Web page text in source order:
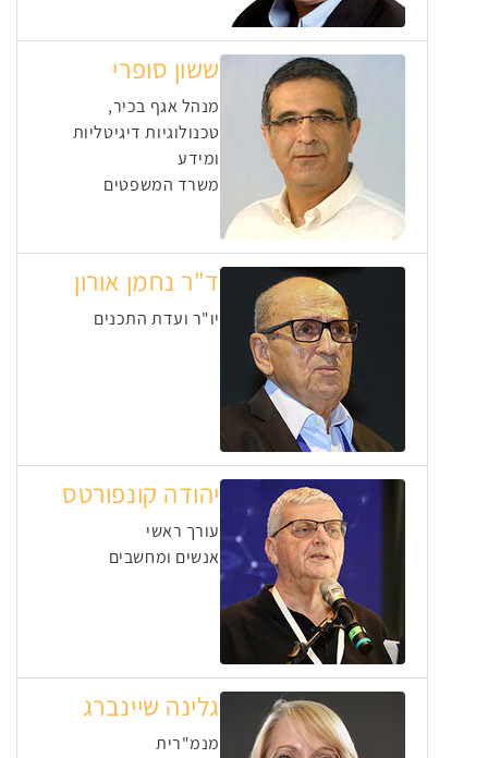
ששון סופרי
מנהל אגף בכיר,
טכנולוגיות דיגיטליות
ומידע
משרד המשפטים
ד"ר נחמן אורון
יו"ר ועדת התכנים
יהודה קונפורטס
עורך ראשי
אנשים ומחשבים
גלינה שיינברג
מנמ"רית